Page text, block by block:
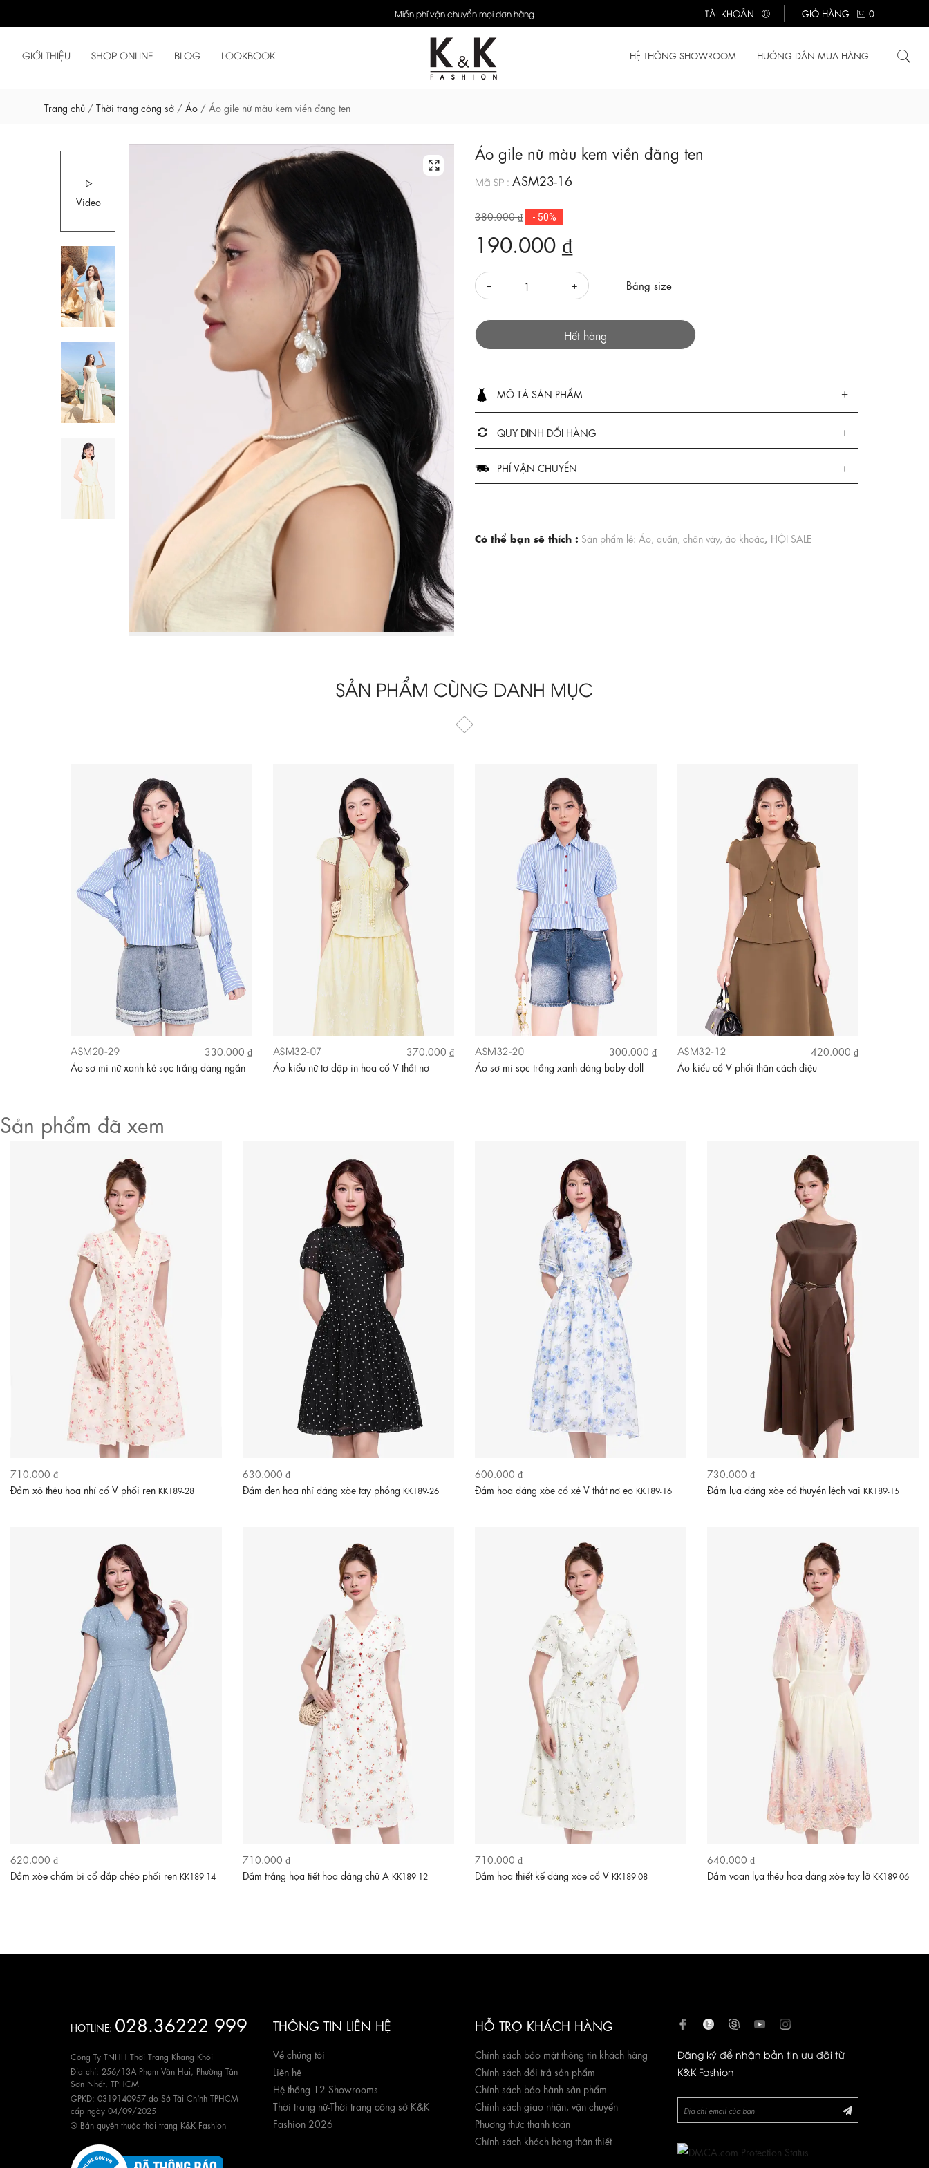
Miễn phí vận chuyển mọi đơn hàng TÀI KHOẢN GIỎ HÀNG 0
GIỚI THIỆU SHOP ONLINE BLOG LOOKBOOK HỆ THỐNG SHOWROOM HƯỚNG DẪN MUA HÀNG
Trang chủ / Thời trang công sở / Áo / Áo gile nữ màu kem viền đăng ten
Video
Áo gile nữ màu kem viền đăng ten
Mã SP : ASM23-16
380.000 ₫ - 50%
190.000 ₫
Bảng size
Hết hàng
MÔ TẢ SẢN PHẨM
QUY ĐỊNH ĐỔI HÀNG
PHÍ VẬN CHUYỂN
Có thể bạn sẽ thích : Sản phẩm lẻ: Áo, quần, chân váy, áo khoác, HỘI SALE
SẢN PHẨM CÙNG DANH MỤC
ASM20-29
330.000 ₫
Áo sơ mi nữ xanh kẻ sọc trắng dáng ngắn
ASM32-07
370.000 ₫
Áo kiểu nữ tơ dập in hoa cổ V thắt nơ
ASM32-20
300.000 ₫
Áo sơ mi sọc trắng xanh dáng baby doll
ASM32-12
420.000 ₫
Áo kiểu cổ V phối thân cách điệu
Sản phẩm đã xem
710.000 ₫
Đầm xô thêu hoa nhí cổ V phối ren KK189-28
630.000 ₫
Đầm đen hoa nhí dáng xòe tay phồng KK189-26
600.000 ₫
Đầm hoa dáng xòe cổ xẻ V thắt nơ eo KK189-16
730.000 ₫
Đầm lụa dáng xòe cổ thuyền lệch vai KK189-15
620.000 ₫
Đầm xòe chấm bi cổ đắp chéo phối ren KK189-14
710.000 ₫
Đầm trắng họa tiết hoa dáng chữ A KK189-12
710.000 ₫
Đầm hoa thiết kế dáng xòe cổ V KK189-08
640.000 ₫
Đầm voan lụa thêu hoa dáng xòe tay lỡ KK189-06
HOTLINE: 028.36222 999
Công Ty TNHH Thời Trang Khang Khôi
Địa chỉ: 256/13A Phạm Văn Hai, Phường Tân
Sơn Nhất, TPHCM
GPKD: 0319140957 do Sở Tài Chính TPHCM
cấp ngày 04/09/2025
® Bản quyền thuộc thời trang K&K Fashion
THÔNG TIN LIÊN HỆ
Về chúng tôi
Liên hệ
Hệ thống 12 Showrooms
Thời trang nữ-Thời trang công sở K&K
Fashion 2026
HỖ TRỢ KHÁCH HÀNG
Chính sách bảo mật thông tin khách hàng
Chính sách đổi trả sản phẩm
Chính sách bảo hành sản phẩm
Chính sách giao nhận, vận chuyển
Phương thức thanh toán
Chính sách khách hàng thân thiết
Đăng ký để nhận bản tin ưu đãi từ
K&K Fashion